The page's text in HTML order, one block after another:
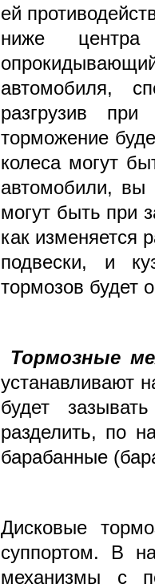
ей
ниже центра
автомобиля,
разгрузив
торможение
колеса могут
автомобили, вы
могут быть при
как изменяется
подвески, и
тормозов будет
Тормозные
устанавливают
будет
разделить, по
барабанные
Дисковые
суппортом. В
механизмы с